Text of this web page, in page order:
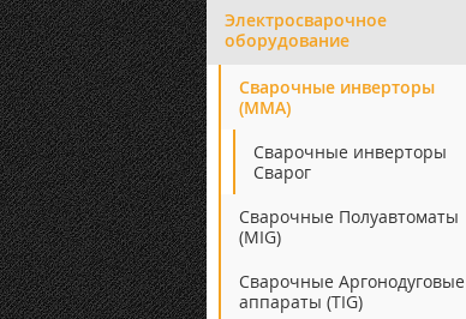
Электросварочное
оборудование
Сварочные инверторы
(ММА)
Сварочные инверторы
Сварог
Сварочные Полуавтоматы
(MIG)
Сварочные Аргонодуговые
аппараты (TIG)